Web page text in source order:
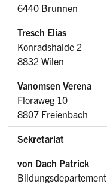
6440 Brunnen
Tresch Elias
Konradshalde 2
8832 Wilen
Vanomsen Verena
Floraweg 10
8807 Freienbach
Sekretariat
von Dach Patrick
Bildungsdepartement